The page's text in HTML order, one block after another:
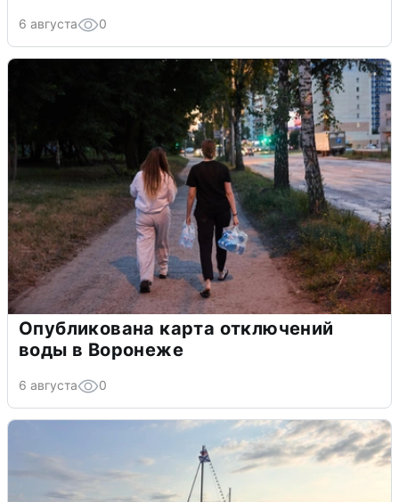
6 августа 0
Опубликована карта отключений
воды в Воронеже
6 августа 0